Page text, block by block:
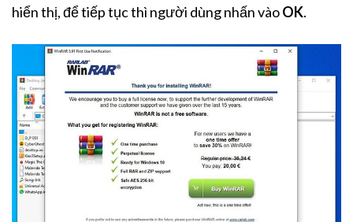
hiển thị, để tiếp tục thì người dùng nhấn vàoOK.